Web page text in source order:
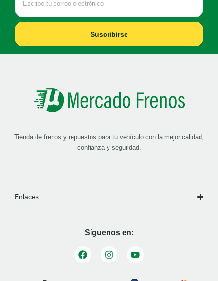
Suscribirse
Tienda de frenos y repuestos para tu vehículo con la mejor calidad,
confianza y seguridad.
Enlaces
Síguenos en: